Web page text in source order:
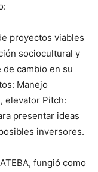
proyectos viables
sociocultural y
cambio en su
Manejo
elevator Pitch:
presentar ideas
inversores.
fungió como